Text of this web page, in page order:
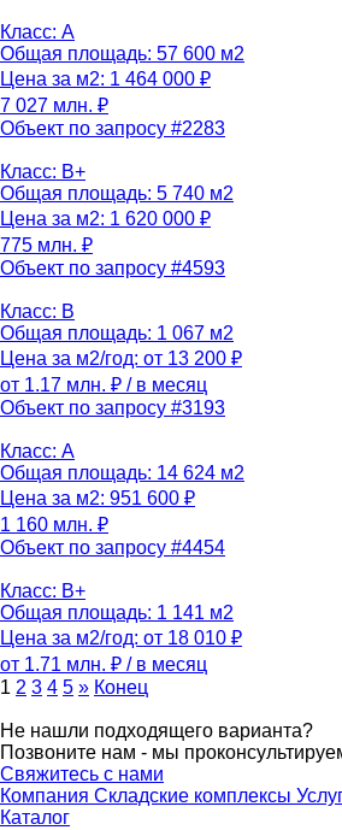
Класс: A
Общая площадь: 57 600 м2
Цена за м2: 1 464 000 ₽
7 027 млн. ₽
Объект по запросу #2283
Класс: B+
Общая площадь: 5 740 м2
Цена за м2: 1 620 000 ₽
775 млн. ₽
Объект по запросу #4593
Класс: B
Общая площадь: 1 067 м2
Цена за м2/год: от 13 200 ₽
от 1.17 млн. ₽ / в месяц
Объект по запросу #3193
Класс: A
Общая площадь: 14 624 м2
Цена за м2: 951 600 ₽
1 160 млн. ₽
Объект по запросу #4454
Класс: B+
Общая площадь: 1 141 м2
Цена за м2/год: от 18 010 ₽
от 1.71 млн. ₽ / в месяц
1 2 3 4 5 » Конец
Не нашли подходящего варианта?
Позвоните нам - мы
Свяжитесь с нами
Компания Складские комплексы
Каталог